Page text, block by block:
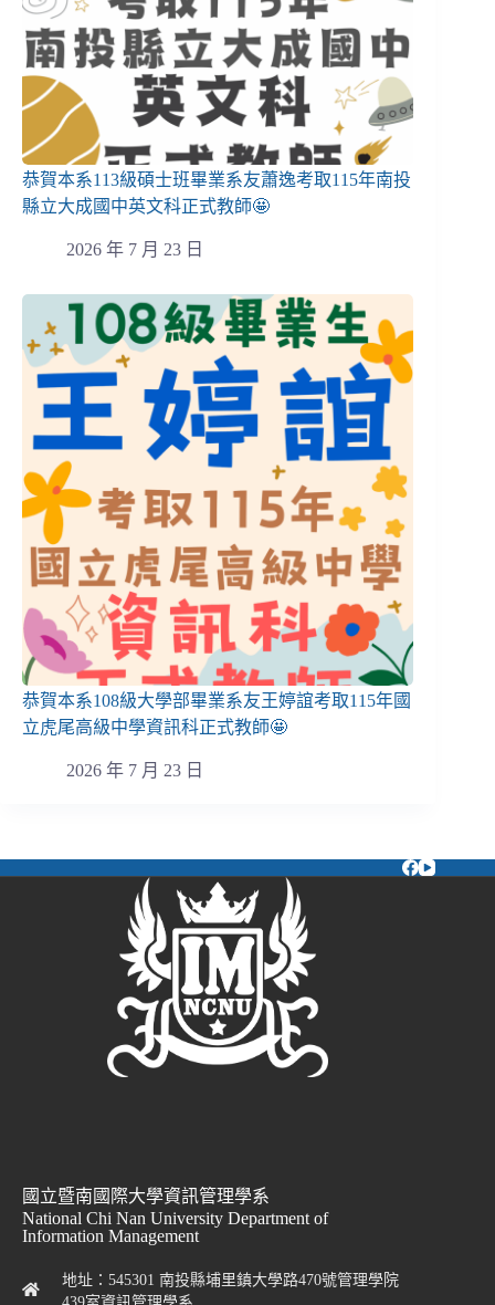
恭賀本系113級碩士班畢業系友蕭逸考取115年南投
縣立大成國中英文科正式教師🤩
2026 年 7 月 23 日
恭賀本系108級大學部畢業系友王婷誼考取115年國
立虎尾高級中學資訊科正式教師🤩
2026 年 7 月 23 日
國立暨南國際大學資訊管理學系
National Chi Nan University Department of
Information Management
地址：545301 南投縣埔里鎮大學路470號管理學院